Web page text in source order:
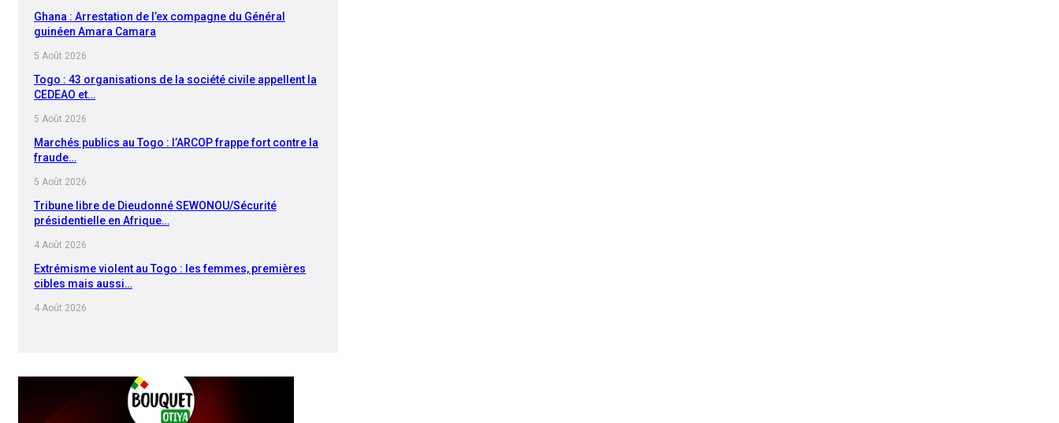
Ghana : Arrestation de l’ex compagne du Général
guinéen Amara Camara
5 Août 2026
Togo : 43 organisations de la société civile appellent la
CEDEAO et…
5 Août 2026
Marchés publics au Togo : l’ARCOP frappe fort contre la
fraude…
5 Août 2026
Tribune libre de Dieudonné SEWONOU/Sécurité
présidentielle en Afrique…
4 Août 2026
Extrémisme violent au Togo : les femmes, premières
cibles mais aussi…
4 Août 2026